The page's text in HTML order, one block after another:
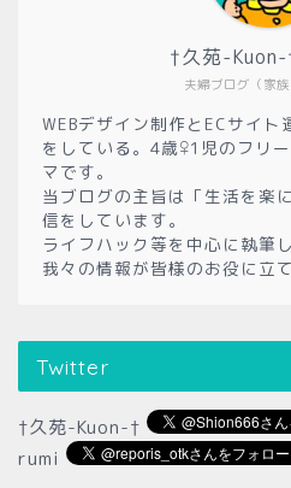
夫婦ブログ（家族
†久苑-
WEBデザイン制作とECサイ
をしている。4歳♀1児のフリ
マです。
当ブログの主旨は「生活を楽
信をしています。
ライフハック等を中心に執筆
我々の情報が皆様のお役に立
Twitter
†久苑-Kuon-†
rumi